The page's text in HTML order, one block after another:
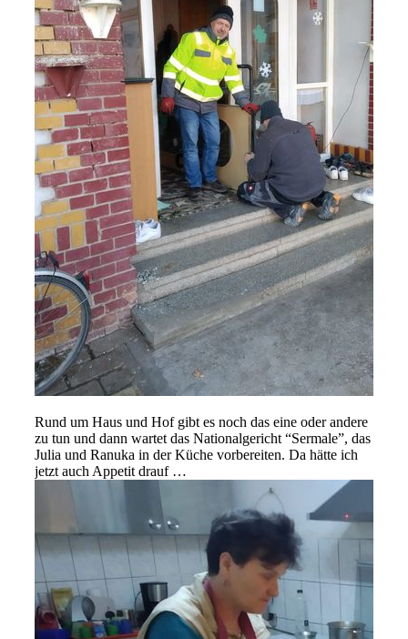
Rund um Haus und Hof gibt es noch das eine oder andere
zu tun und dann wartet das Nationalgericht “Sermale”, das
Julia und Ranuka in der Küche vorbereiten. Da hätte ich
jetzt auch Appetit drauf …